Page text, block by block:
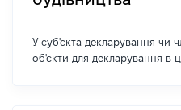
У суб'єкта декларування чи
об'єкти для декларування в